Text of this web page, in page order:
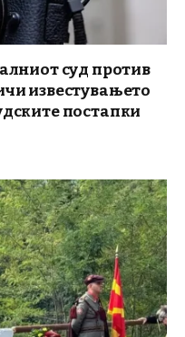
суд против
известувањето
постапки